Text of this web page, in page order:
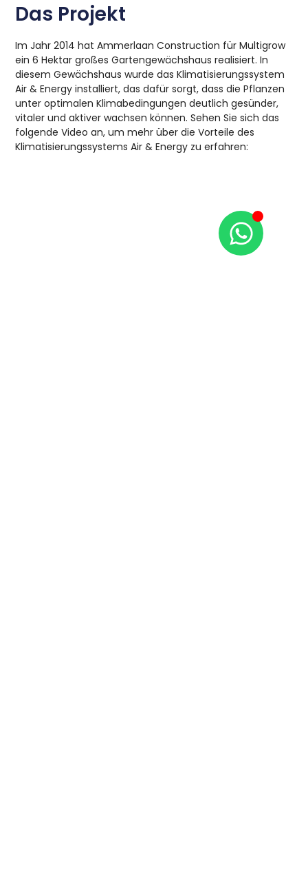
Das Projekt
Im Jahr 2014 hat Ammerlaan Construction für Multigrow
ein 6 Hektar großes Gartengewächshaus realisiert. In
diesem Gewächshaus wurde das Klimatisierungssystem
Air & Energy installiert, das dafür sorgt, dass die Pflanzen
unter optimalen Klimabedingungen deutlich gesünder,
vitaler und aktiver wachsen können. Sehen Sie sich das
folgende Video an, um mehr über die Vorteile des
Klimatisierungssystems Air & Energy zu erfahren: